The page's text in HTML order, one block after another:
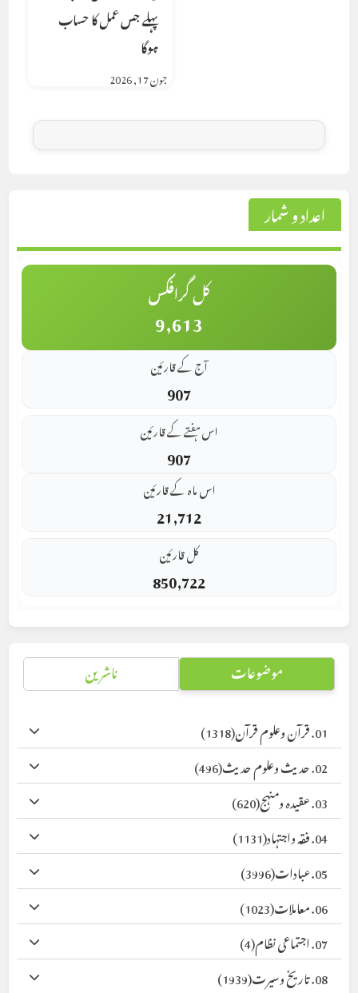
پہلے جس عمل کا حساب
ہوگا
جون 17, 2026
اعداد و شمار
کل گرافکس
9,613
آج کے قارئین
907
اس ہفتے کے قارئین
907
اس ماہ کے قارئین
21,712
کل قارئین
850,722
موضوعات ناشرین
01. قرآن وعلوم قرآن
(1318)
02. حدیث وعلوم حدیث
(496)
03. عقیدہ ومنہج
(620)
04. فقہ واجتہاد
(1131)
05. عبادات
(3996)
06. معاملات
(1023)
07. اجتماعی نظام
(4)
08. تاریخ وسیرت
(1939)